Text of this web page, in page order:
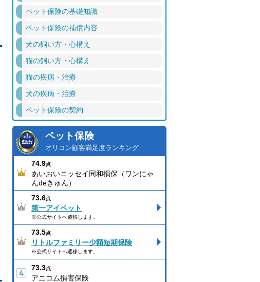
ペット保険の基礎知識
ペット保険の補償内容
犬の飼い方・心構え
猫の飼い方・心構え
猫の疾病・治療
犬の疾病・治療
ペット保険の契約
ペット保険
オリコン顧客満足度ランキング
74.9点
あいおいニッセイ同和損保（ワンにゃ
んdeきゅん）
73.6点
第一アイペット
※公式サイトへ遷移します。
73.5点
リトルファミリー少額短期保険
※公式サイトへ遷移します。
73.3点
アニコム損害保険